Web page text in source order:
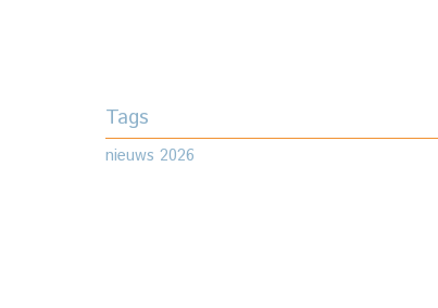
Tags
nieuws 2026